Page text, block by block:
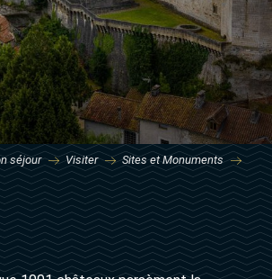
séjour Visiter
Sites et Monuments